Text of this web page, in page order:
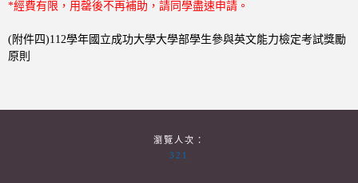
*經費有限，用罄後不再補助，請同學盡速申請。
(附件四)112學年國立成功大學大學部學生參與英文能力檢定考試獎勵
原則
瀏覽人次：
321